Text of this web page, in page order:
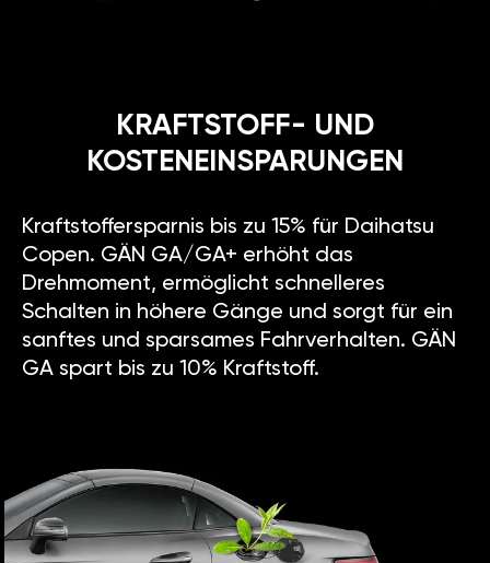
KRAFTSTOFF- UND
KOSTENEINSPARUNGEN
Kraftstoffersparnis bis zu 15% für Daihatsu
Copen. GÄN GA/GA+ erhöht das
Drehmoment, ermöglicht schnelleres
Schalten in höhere Gänge und sorgt für ein
sanftes und sparsames Fahrverhalten. GÄN
GA spart bis zu 10% Kraftstoff.